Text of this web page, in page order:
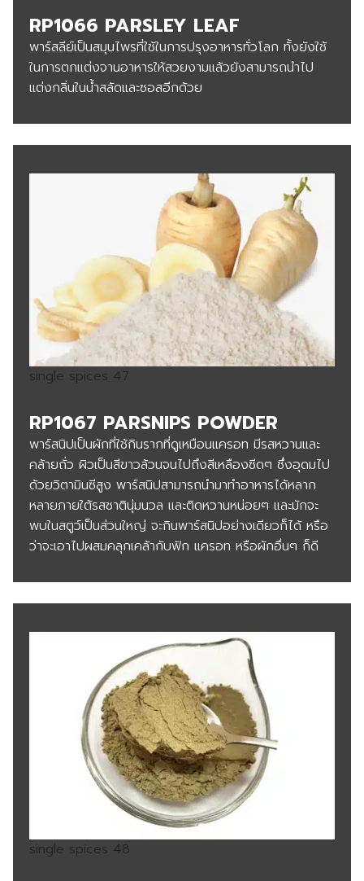
RP1066 PARSLEY LEAF
พาร์สลีย์เป็นสมุนไพรที่ใช้ในการปรุงอาหารทั่วโลก ทั้งยังใช้
ในการตกแต่งจานอาหารให้สวยงามแล้วยังสามารถนำไป
แต่งกลิ่นในน้ำสลัดและซอสอีกด้วย
single spices 47
RP1067 PARSNIPS POWDER
พาร์สนิปเป็นผักที่ใช้กินรากที่ดูเหมือนแครอท มีรสหวานและ
คล้ายถั่ว ผิวเป็นสีขาวล้วนจนไปถึงสีเหลืองซีดๆ ซึ่งอุดมไป
ด้วยวิตามินซีสูง พาร์สนิปสามารถนำมาทำอาหารได้หลาก
หลายภายใต้รสชาตินุ่มนวล และติดหวานหน่อยๆ และมักจะ
พบในสตูว์เป็นส่วนใหญ่ จะกินพาร์สนิปอย่างเดียวก็ได้ หรือ
ว่าจะเอาไปผสมคลุกเคล้ากับฟัก แครอท หรือผักอื่นๆ ก็ดี
single spices 48